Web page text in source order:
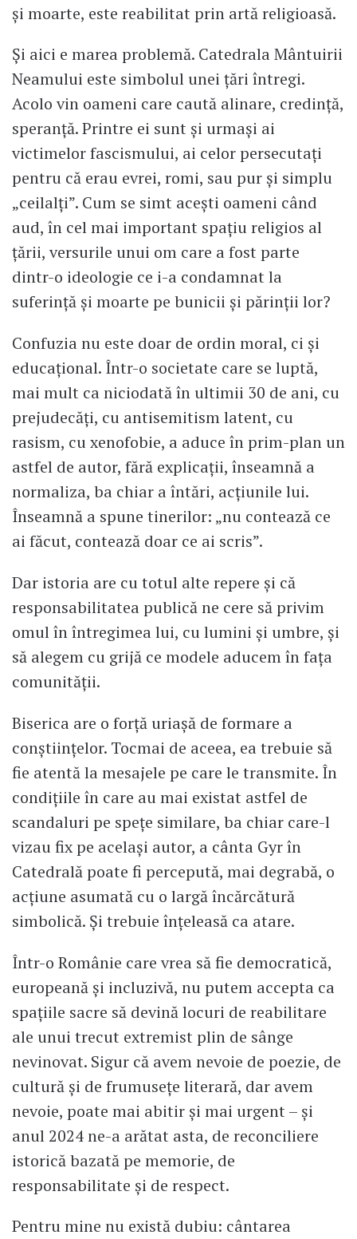
și moarte, este reabilitat prin artă religioasă.
Și aici e marea problemă. Catedrala Mântuirii
Neamului este simbolul unei țări întregi.
Acolo vin oameni care caută alinare, credință,
speranță. Printre ei sunt și urmași ai
victimelor fascismului, ai celor persecutați
pentru că erau evrei, romi, sau pur și simplu
„ceilalți”. Cum se simt acești oameni când
aud, în cel mai important spațiu religios al
țării, versurile unui om care a fost parte
dintr-o ideologie ce i-a condamnat la
suferință și moarte pe bunicii și părinții lor?
Confuzia nu este doar de ordin moral, ci și
educațional. Într-o societate care se luptă,
mai mult ca niciodată în ultimii 30 de ani, cu
prejudecăți, cu antisemitism latent, cu
rasism, cu xenofobie, a aduce în prim-plan un
astfel de autor, fără explicații, înseamnă a
normaliza, ba chiar a întări, acțiunile lui.
Înseamnă a spune tinerilor: „nu contează ce
ai făcut, contează doar ce ai scris”.
Dar istoria are cu totul alte repere și că
responsabilitatea publică ne cere să privim
omul în întregimea lui, cu lumini și umbre, și
să alegem cu grijă ce modele aducem în fața
comunității.
Biserica are o forță uriașă de formare a
conștiințelor. Tocmai de aceea, ea trebuie să
fie atentă la mesajele pe care le transmite. În
condițiile în care au mai existat astfel de
scandaluri pe spețe similare, ba chiar care-l
vizau fix pe același autor, a cânta Gyr în
Catedrală poate fi percepută, mai degrabă, o
acțiune asumată cu o largă încărcătură
simbolică. Și trebuie înțeleasă ca atare.
Într-o Românie care vrea să fie democratică,
europeană și incluzivă, nu putem accepta ca
spațiile sacre să devină locuri de reabilitare
ale unui trecut extremist plin de sânge
nevinovat. Sigur că avem nevoie de poezie, de
cultură și de frumusețe literară, dar avem
nevoie, poate mai abitir și mai urgent – și
anul 2024 ne-a arătat asta, de reconciliere
istorică bazată pe memorie, de
responsabilitate și de respect.
Pentru mine nu există dubiu: cântarea